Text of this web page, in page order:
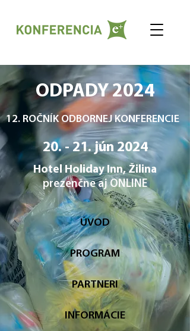
ODPADY 2024
12. ROČNÍK ODBORNEJ KONFERENCIE
20. - 21. jún 2024
Hotel Holiday Inn, Žilina
prezenčne aj ONLINE
ÚVOD
PROGRAM
PARTNERI
INFORMÁCIE